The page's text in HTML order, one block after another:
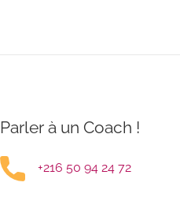
Parler à un Coach !
+216 50 94 24 72